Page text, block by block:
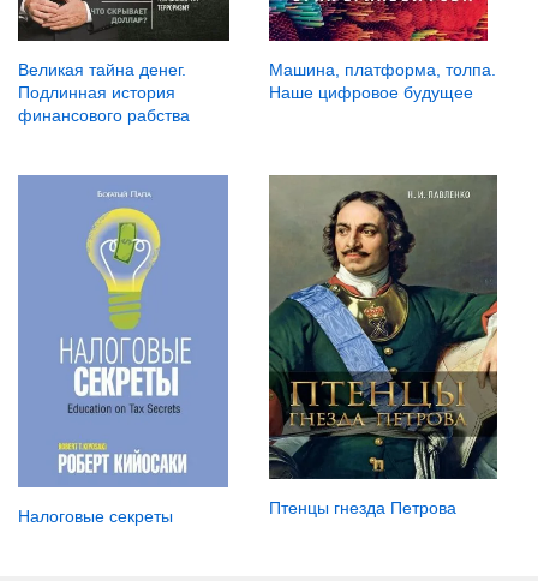
Великая тайна денег.
Подлинная история
финансового рабства
Машина, платформа, толпа.
Наше цифровое будущее
Налоговые секреты Птенцы гнезда Петрова